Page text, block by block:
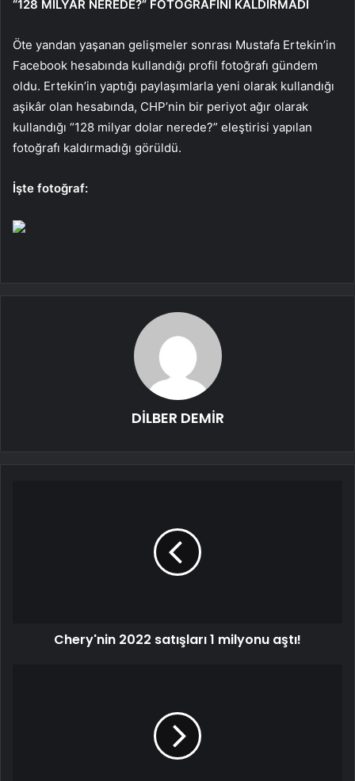
“128 MİLYAR NEREDE?” FOTOĞRAFINI KALDIRMADI
Öte yandan yaşanan gelişmeler sonrası Mustafa Ertekin’in
Facebook hesabında kullandığı profil fotoğrafı gündem
oldu. Ertekin’in yaptığı paylaşımlarla yeni olarak kullandığı
aşikâr olan hesabında, CHP’nin bir periyot ağır olarak
kullandığı “128 milyar dolar nerede?” eleştirisi yapılan
fotoğrafı kaldırmadığı görüldü.
İşte fotoğraf:
DİLBER DEMİR
Chery'nin 2022 satışları 1 milyonu aştı!